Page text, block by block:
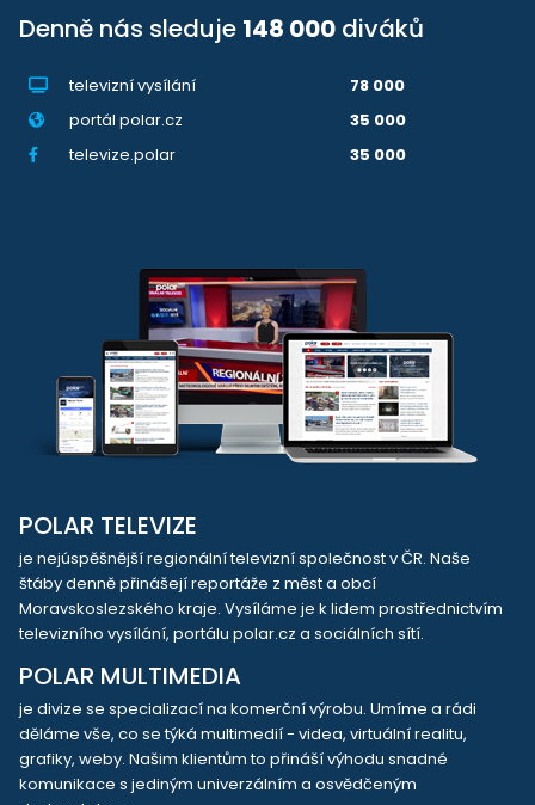
Denně nás sleduje 148 000 diváků
televizní vysílání
78 000
portál polar.cz
35 000
televize.polar
35 000
POLAR TELEVIZE
je nejúspěšnější regionální televizní společnost v ČR. Naše
štáby denně přinášejí reportáže z měst a obcí
Moravskoslezského kraje. Vysíláme je k lidem prostřednictvím
televizního vysílání, portálu polar.cz a sociálních sítí.
POLAR MULTIMEDIA
je divize se specializací na komerční výrobu. Umíme a rádi
děláme vše, co se týká multimedií - videa, virtuální realitu,
grafiky, weby. Našim klientům to přináší výhodu snadné
komunikace s jediným univerzálním a osvědčeným